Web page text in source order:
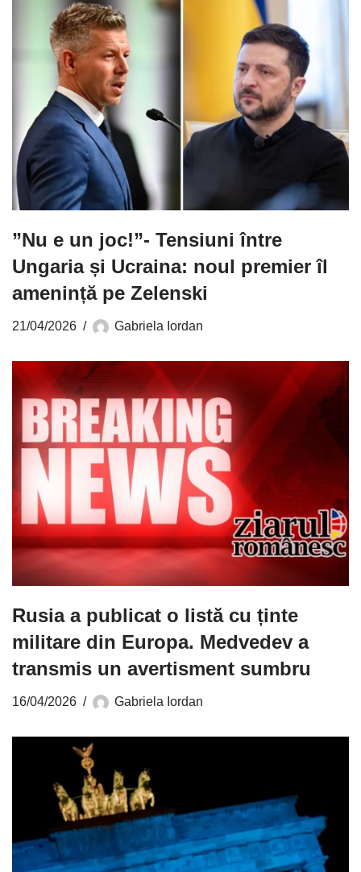
”Nu e un joc!”- Tensiuni între
Ungaria și Ucraina: noul premier îl
amenință pe Zelenski
21/04/2026 Gabriela Iordan
Rusia a publicat o listă cu ținte
militare din Europa. Medvedev a
transmis un avertisment sumbru
16/04/2026 Gabriela Iordan